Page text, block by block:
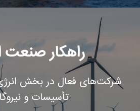
راهکار صنعت
شرکت‌های فعال در بخش
تأسیسات و